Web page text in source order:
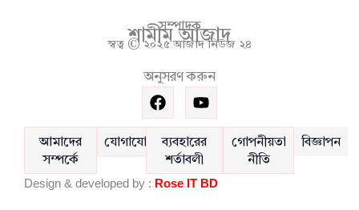
সম্পাদক
শামীম আজাদ
স্বত্ব © ২০২৫ আজাদ নিউজ ২৪
অনুসরণ করুন
F
a
c
e
b
o
o
Y
o
u
t
u
b
e
আমাদের
সম্পর্কে
যোগাযোগ
ব্যবহারের
শর্তাবলী
গোপনীয়তা
নীতি
বিজ্ঞাপন
Design & developed by : Rose IT BD